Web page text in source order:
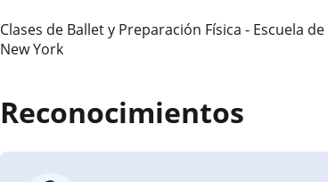
Clases de Ballet y Preparación Física - Escuela
New York
Reconocimientos